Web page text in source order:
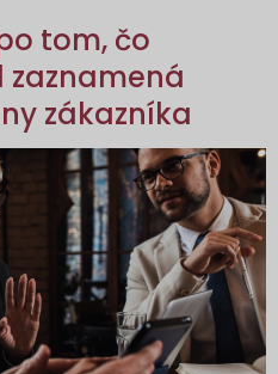
tom, čo
zákazníka